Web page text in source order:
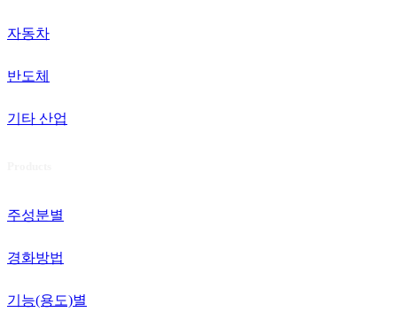
자동차
반도체
기타 산업
주성분별
경화방법
기능(용도)별